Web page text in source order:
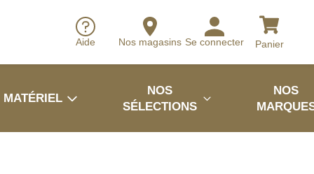
Aide Nos magasins Se connecter Panier
MATÉRIEL
NOS
SÉLECTIONS
NOS